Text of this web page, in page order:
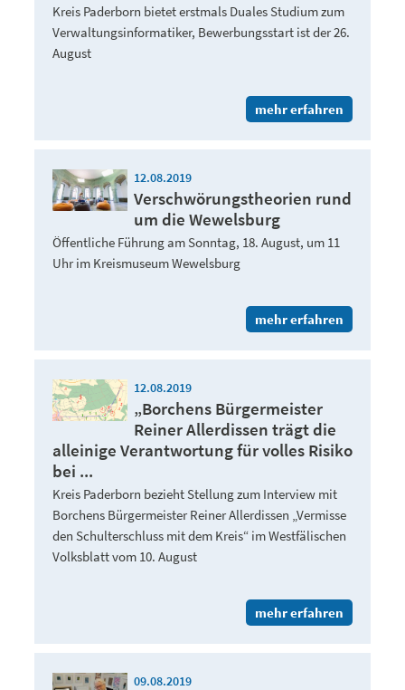
Kreis Paderborn bietet erstmals Duales Studium zum
Verwaltungsinformatiker, Bewerbungsstart ist der 26.
August
mehr erfahren
12.08.2019
Verschwörungstheorien rund
um die Wewelsburg
Öffentliche Führung am Sonntag, 18. August, um 11
Uhr im Kreismuseum Wewelsburg
mehr erfahren
12.08.2019
„Borchens Bürgermeister
Reiner Allerdissen trägt die
alleinige Verantwortung für volles Risiko
bei ...
Kreis Paderborn bezieht Stellung zum Interview mit
Borchens Bürgermeister Reiner Allerdissen „Vermisse
den Schulterschluss mit dem Kreis“ im Westfälischen
Volksblatt vom 10. August
mehr erfahren
09.08.2019